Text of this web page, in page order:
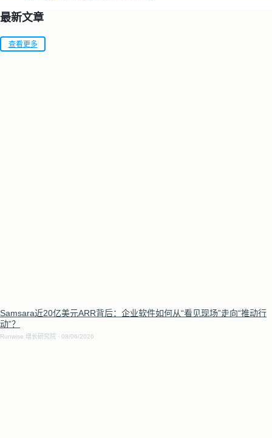
最新文章
查看更多
Samsara近20亿美元ARR背后：企业软件如何从“看见现场”走向“推动行
动”？
Runwise 增长研究院 08/06/2026